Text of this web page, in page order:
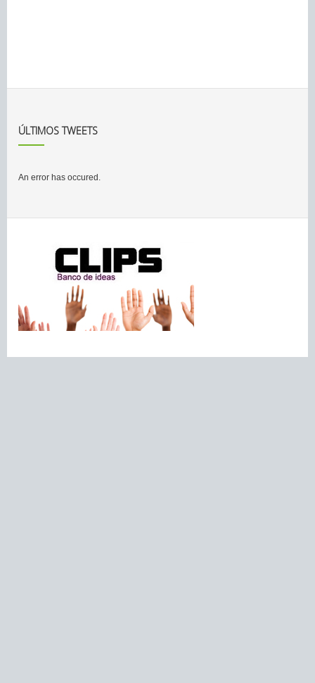
ÚLTIMOS TWEETS
An error has occured.